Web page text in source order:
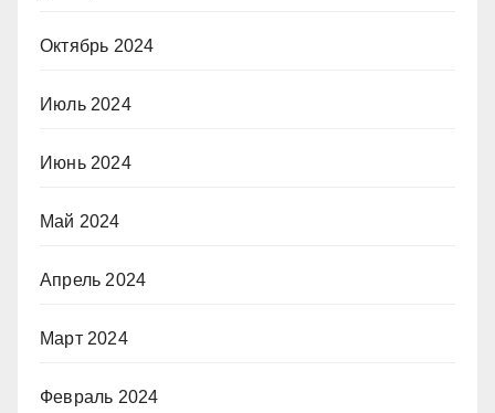
Октябрь 2024
Июль 2024
Июнь 2024
Май 2024
Апрель 2024
Март 2024
Февраль 2024